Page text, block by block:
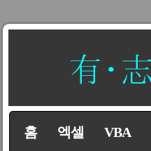
홈 엑셀 VBA